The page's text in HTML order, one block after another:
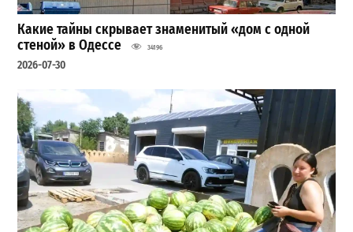
Какие тайны скрывает знаменитый «дом с одной
стеной» в Одессе
34196
2026-07-30